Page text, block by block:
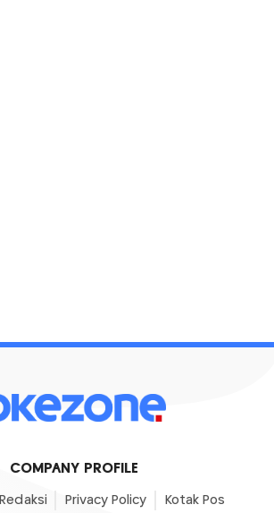
COMPANY PROFILE
Redaksi Privacy Policy Kotak Pos